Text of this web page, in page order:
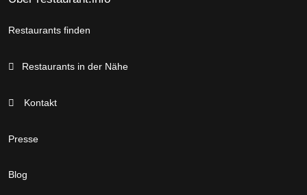
Restaurants finden
Restaurants in der Nähe
Kontakt
Presse
Blog